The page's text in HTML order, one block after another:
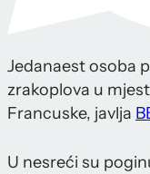
Jedanaest osoba
zrakoplova u
Francuske, javlja
U nesreći su